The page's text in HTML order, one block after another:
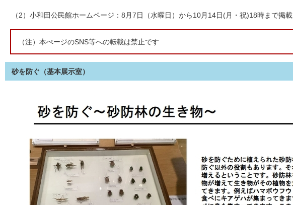
（2）小和田公民館ホームページ：8月7日（水曜日）から10月14日(月・祝)18時まで掲載
（注）本ぺージのSNS等への転載は禁止です
砂を防ぐ（基本展示室）